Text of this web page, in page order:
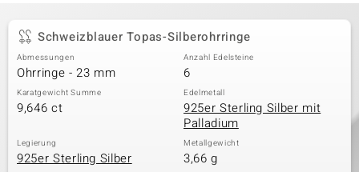
Classics
Schweizblauer Topas-Silberohrringe
Abmessungen
Ohrringe - 23 mm
Anzahl Edelsteine
6
Karatgewicht Summe
9,646 ct
Edelmetall
925er Sterling Silber mit
Palladium
Legierung
925er Sterling Silber
Metallgewicht
3,66 g